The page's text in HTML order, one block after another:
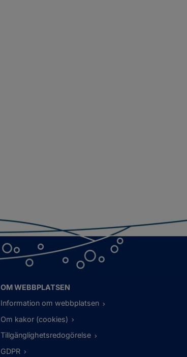
OM WEBBPLATSEN
Information om webbplatsen
Om kakor (cookies)
Tillgänglighetsredogörelse
GDPR